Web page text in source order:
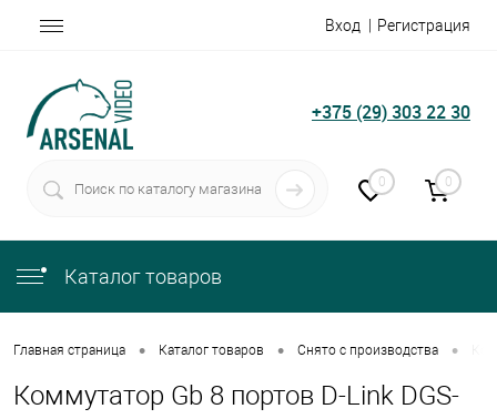
Вход Регистрация
+375 (29) 303 22 30
0 0
Каталог товаров
Главная страница • Каталог товаров • Снято с производства •
Коммутатор Gb 8 портов D-Link DGS-